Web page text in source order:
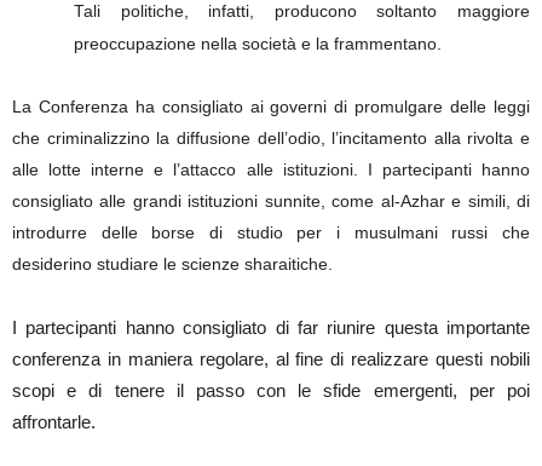
Tali politiche, infatti, producono soltanto maggiore
preoccupazione nella società e la frammentano.
La Conferenza ha consigliato ai governi di promulgare delle leggi
che criminalizzino la diffusione dell’odio, l’incitamento alla rivolta e
alle lotte interne e l’attacco alle istituzioni. I partecipanti hanno
consigliato alle grandi istituzioni sunnite, come al-Azhar e simili, di
introdurre delle borse di studio per i musulmani russi che
desiderino studiare le scienze sharaitiche.
I partecipanti hanno consigliato di far riunire questa importante
conferenza in maniera regolare, al fine di realizzare questi nobili
scopi e di tenere il passo con le sfide emergenti, per poi
affrontarle.